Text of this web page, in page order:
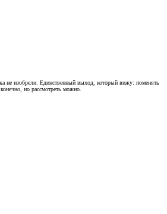
не изобрели. Единственный выход, который вижу: поменять
но рассмотреть можно.